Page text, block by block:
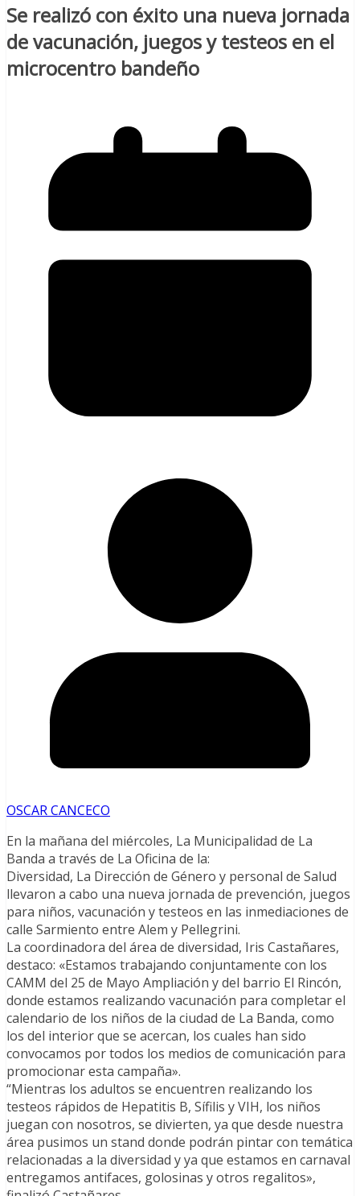
Se realizó con éxito una nueva jornada
de vacunación, juegos y testeos en el
microcentro bandeño
OSCAR CANCECO
En la mañana del miércoles, La Municipalidad de La
Banda a través de La Oficina de la:
Diversidad, La Dirección de Género y personal de Salud
llevaron a cabo una nueva jornada de prevención, juegos
para niños, vacunación y testeos en las inmediaciones de
calle Sarmiento entre Alem y Pellegrini.
La coordinadora del área de diversidad, Iris Castañares,
destaco: «Estamos trabajando conjuntamente con los
CAMM del 25 de Mayo Ampliación y del barrio El Rincón,
donde estamos realizando vacunación para completar el
calendario de los niños de la ciudad de La Banda, como
los del interior que se acercan, los cuales han sido
convocamos por todos los medios de comunicación para
promocionar esta campaña».
“Mientras los adultos se encuentren realizando los
testeos rápidos de Hepatitis B, Sífilis y VIH, los niños
juegan con nosotros, se divierten, ya que desde nuestra
área pusimos un stand donde podrán pintar con temática
relacionadas a la diversidad y ya que estamos en carnaval
entregamos antifaces, golosinas y otros regalitos»,